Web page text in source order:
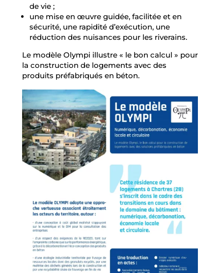
de vie ;
une mise en œuvre guidée, facilitée et en
sécurité, une rapidité d’exécution, une
réduction des nuisances pour les riverains.
Le modèle Olympi illustre « le bon calcul » pour
la construction de logements avec des
produits préfabriqués en béton.